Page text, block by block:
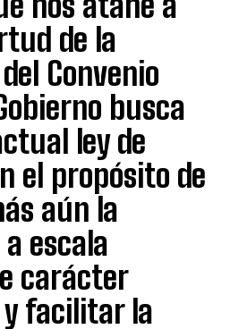
de la
Convenio
busca
ley de
el propósito de
aún la
escala
carácter
y facilitar la